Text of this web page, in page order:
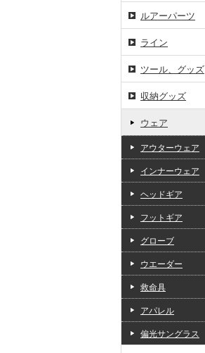
ルアーパーツ
ライン
ツール、グッズ
収納グッズ
ウェア
アウターウェア
インナーウェア
ヘッドギア
フットギア
グローブ
ウエーダー
救命具
アパレル
偏光サングラス